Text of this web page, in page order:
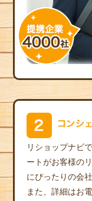
リショップナビ
ートがお客様の
にぴったりの会
また、詳細はお